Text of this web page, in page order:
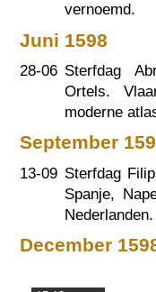
vernoemd.
Juni 1598
28-06 Sterfdag
Ortels.
moderne
September
13-09 Sterfdag
Spanje,
Nederlanden.
December